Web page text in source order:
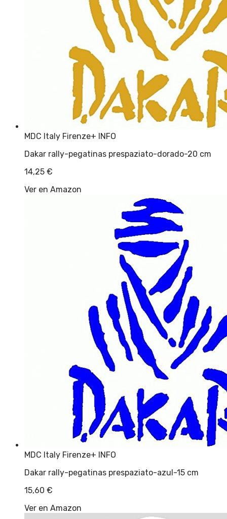
MDC Italy Firenze+ INFO
Dakar rally-pegatinas prespaziato-dorado-20 cm
14,25 €
Ver en Amazon
MDC Italy Firenze+ INFO
Dakar rally-pegatinas prespaziato-azul-15 cm
15,60 €
Ver en Amazon